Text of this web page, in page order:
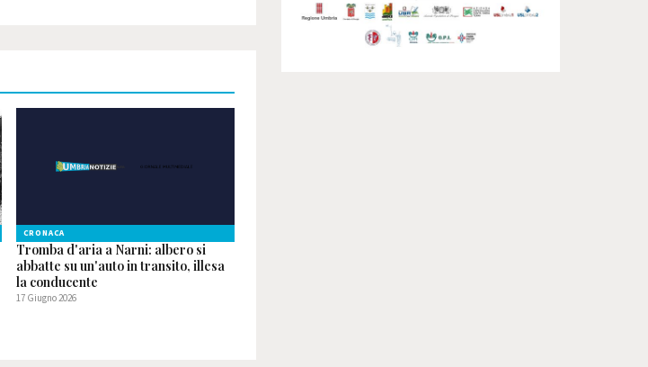
CRONACA
Tromba d'aria a Narni: albero si
abbatte su un'auto in transito, illesa
la conducente
17 Giugno 2026